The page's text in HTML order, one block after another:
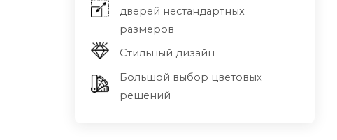
дверей нестандартных
размеров
Стильный дизайн
Большой выбор цветовых
решений